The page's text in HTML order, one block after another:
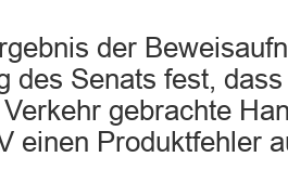
der
des Senats fest,
gebrachte
einen Produktfehler